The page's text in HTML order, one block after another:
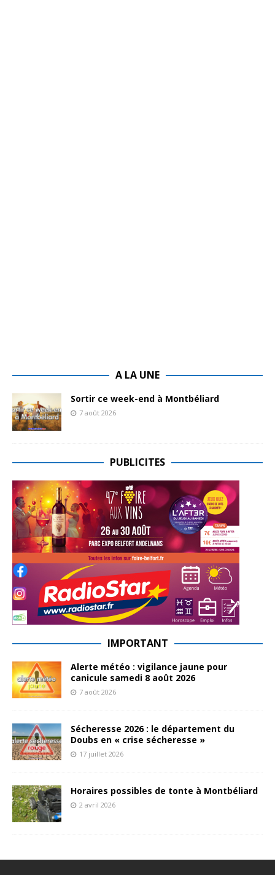
A LA UNE
Sortir ce week-end à Montbéliard
7 août 2026
PUBLICITES
IMPORTANT
Alerte météo : vigilance jaune pour
canicule samedi 8 août 2026
7 août 2026
Sécheresse 2026 : le département du
Doubs en « crise sécheresse »
17 juillet 2026
Horaires possibles de tonte à Montbéliard
2 avril 2026